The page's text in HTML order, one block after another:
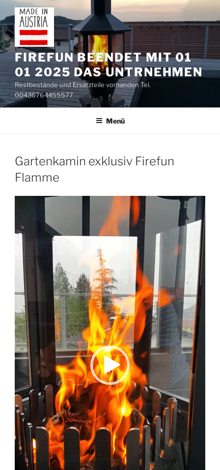
Zum
Inhalt
springen
FIREFUN BEENDET MIT 01
01 2025 DAS UNTRNEHMEN
Restbestände und Ersatzteile vorhanden Tel.
00436764455577
Menü
Gartenkamin exklusiv Firefun
Flamme